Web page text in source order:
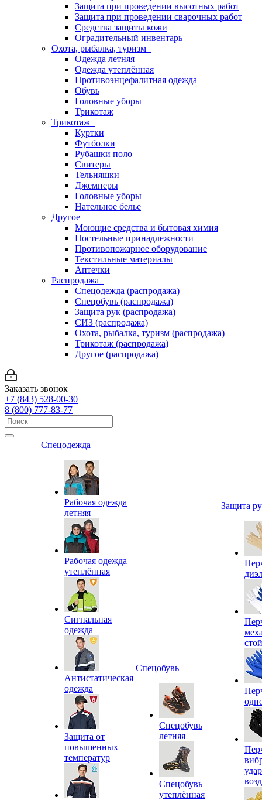
Защита при проведении высотных работ
Защита при проведении сварочных работ
Средства защиты кожи
Оградительный инвентарь
Охота, рыбалка, туризм
Одежда летняя
Одежда утеплённая
Противоэнцефалитная одежда
Обувь
Головные уборы
Трикотаж
Трикотаж
Куртки
Футболки
Рубашки поло
Свитеры
Тельняшки
Джемперы
Головные уборы
Нательное белье
Другое
Моющие средства и бытовая химия
Постельные принадлежности
Противопожарное оборудование
Текстильные материалы
Аптечки
Распродажа
Спецодежда (распродажа)
Спецобувь (распродажа)
Защита рук (распродажа)
СИЗ (распродажа)
Охота, рыбалка, туризм (распродажа)
Трикотаж (распродажа)
Другое (распродажа)
Заказать звонок
+7 (843) 528-00-30
8 (800) 777-83-77
Спецодежда
Рабочая одежда
летняя
Рабочая одежда
утеплённая
Сигнальная
одежда
Антистатическая
одежда
Защита от
повышенных
температур
Спецобувь
Спецобувь
летняя
Спецобувь
утеплённая
Защита